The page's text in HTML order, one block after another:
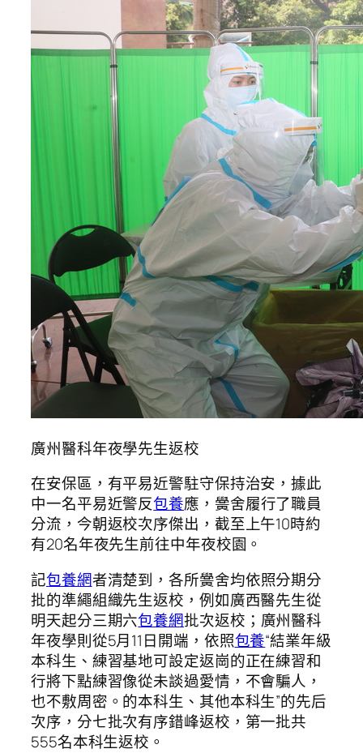
廣州醫科年夜學先生返校
在安保區，有平易近警駐守保持治安，據此
中一名平易近警反包養應，黌舍履行了職員
分流，今朝返校次序傑出，截至上午10時約
有20名年夜先生前往中年夜校園。
記包養網者清楚到，各所黌舍均依照分期分
批的準繩組織先生返校，例如廣西醫先生從
明天起分三期六包養網批次返校；廣州醫科
年夜學則從5月11日開端，依照包養“結業年級
本科生、練習基地可設定返崗的正在練習和
行將下點練習像從未談過愛情，不會騙人，
也不敷周密。的本科生、其他本科生”的先后
次序，分七批次有序錯峰返校，第一批共
555名本科生返校。